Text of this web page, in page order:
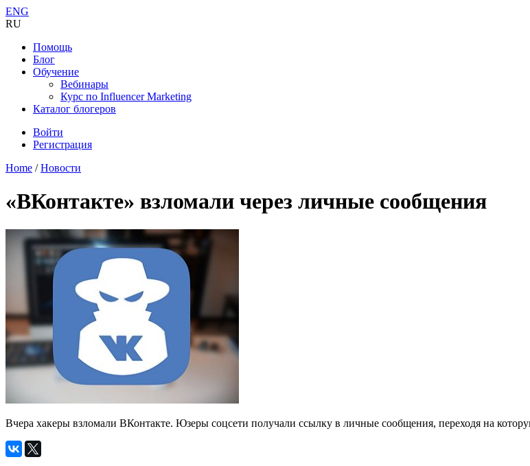
ENG
RU
Помощь
Блог
Обучение
Вебинары
Курс по Influencer Marketing
Каталог блогеров
Войти
Регистрация
Home /Новости
«ВКонтакте» взломали через личные сообщения
Вчера хакеры взломали ВКонтакте. Юзеры соцсети получали ссылку в личные сообщения, переходя на